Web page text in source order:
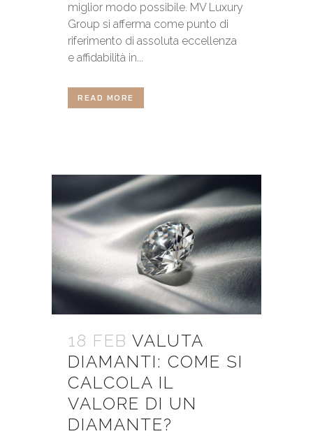
miglior modo possibile. MV Luxury
Group si afferma come punto di
riferimento di assoluta eccellenza
e affidabilità in...
READ MORE
18 FEB VALUTA
DIAMANTI: COME SI
CALCOLA IL
VALORE DI UN
DIAMANTE?